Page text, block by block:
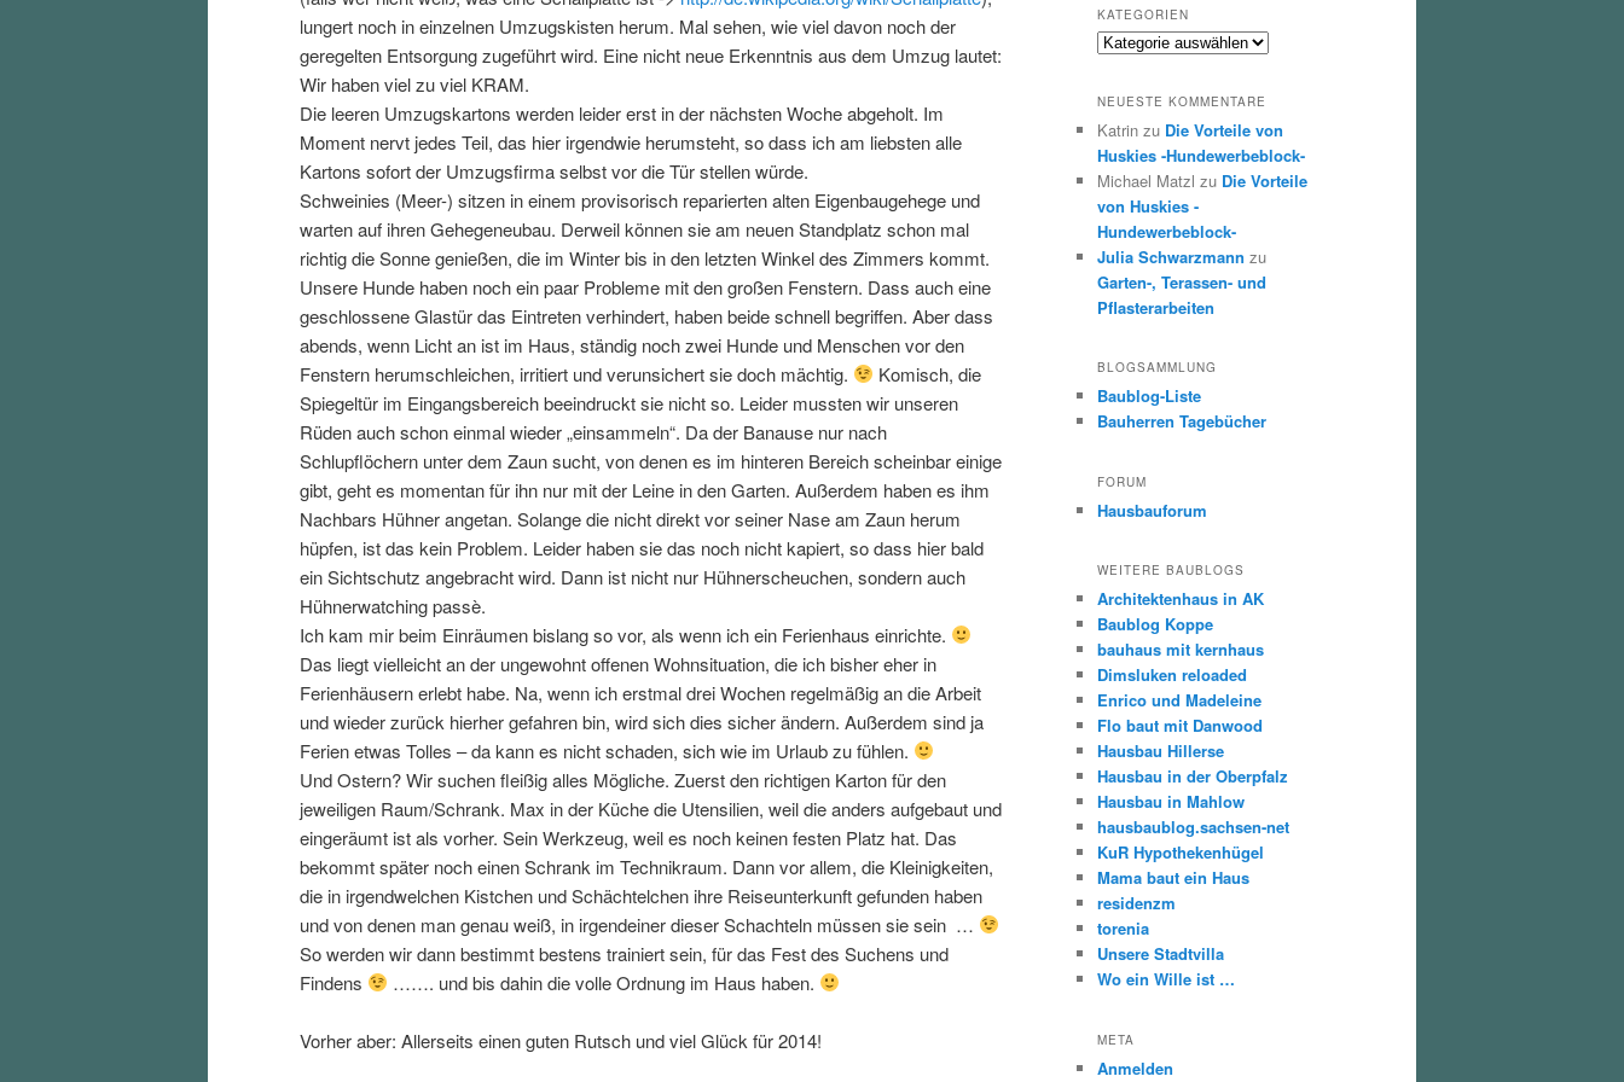
lungert noch in einzelnen Umzugskisten herum. Mal sehen, wie viel davon noch der
geregelten Entsorgung zugeführt wird. Eine nicht neue Erkenntnis aus dem Umzug lautet:
Wir haben viel zu viel KRAM.
Die leeren Umzugskartons werden leider erst in der nächsten Woche abgeholt. Im
Moment nervt jedes Teil, das hier irgendwie herumsteht, so dass ich am liebsten alle
Kartons sofort der Umzugsfirma selbst vor die Tür stellen würde.
Schweinies (Meer-) sitzen in einem provisorisch reparierten alten Eigenbaugehege und
warten auf ihren Gehegeneubau. Derweil können sie am neuen Standplatz schon mal
richtig die Sonne genießen, die im Winter bis in den letzten Winkel des Zimmers kommt.
Unsere Hunde haben noch ein paar Probleme mit den großen Fenstern. Dass auch eine
geschlossene Glastür das Eintreten verhindert, haben beide schnell begriffen. Aber dass
abends, wenn Licht an ist im Haus, ständig noch zwei Hunde und Menschen vor den
Fenstern herumschleichen, irritiert und verunsichert sie doch mächtig.
Komisch, die
Spiegeltür im Eingangsbereich beeindruckt sie nicht so. Leider mussten wir unseren
Rüden auch schon einmal wieder „einsammeln“. Da der Banause nur nach
Schlupflöchern unter dem Zaun sucht, von denen es im hinteren Bereich scheinbar einige
gibt, geht es momentan für ihn nur mit der Leine in den Garten. Außerdem haben es ihm
Nachbars Hühner angetan. Solange die nicht direkt vor seiner Nase am Zaun herum
hüpfen, ist das kein Problem. Leider haben sie das noch nicht kapiert, so dass hier bald
ein Sichtschutz angebracht wird. Dann ist nicht nur Hühnerscheuchen, sondern auch
Hühnerwatching passè.
Ich kam mir beim Einräumen bislang so vor, als wenn ich ein Ferienhaus einrichte.
Das liegt vielleicht an der ungewohnt offenen Wohnsituation, die ich bisher eher in
Ferienhäusern erlebt habe. Na, wenn ich erstmal drei Wochen regelmäßig an die Arbeit
und wieder zurück hierher gefahren bin, wird sich dies sicher ändern. Außerdem sind ja
Ferien etwas Tolles – da kann es nicht schaden, sich wie im Urlaub zu fühlen.
Und Ostern? Wir suchen fleißig alles Mögliche. Zuerst den richtigen Karton für den
jeweiligen Raum/Schrank. Max in der Küche die Utensilien, weil die anders aufgebaut und
eingeräumt ist als vorher. Sein Werkzeug, weil es noch keinen festen Platz hat. Das
bekommt später noch einen Schrank im Technikraum. Dann vor allem, die Kleinigkeiten,
die in irgendwelchen Kistchen und Schächtelchen ihre Reiseunterkunft gefunden haben
und von denen man genau weiß, in irgendeiner dieser Schachteln müssen sie sein …
So werden wir dann bestimmt bestens trainiert sein, für das Fest des Suchens und
Findens
……. und bis dahin die volle Ordnung im Haus haben.
Vorher aber: Allerseits einen guten Rutsch und viel Glück für 2014!
KATEGORIEN
Kategorien
NEUESTE KOMMENTARE
Katrin zu Die Vorteile von
Huskies -Hundewerbeblock-
Michael Matzl zu Die Vorteile
von Huskies -
Hundewerbeblock-
Julia Schwarzmann zu
Garten-, Terassen- und
Pflasterarbeiten
BLOGSAMMLUNG
Baublog-Liste
Bauherren Tagebücher
FORUM
Hausbauforum
WEITERE BAUBLOGS
Architektenhaus in AK
Baublog Koppe
bauhaus mit kernhaus
Dimsluken reloaded
Enrico und Madeleine
Flo baut mit Danwood
Hausbau Hillerse
Hausbau in der Oberpfalz
Hausbau in Mahlow
hausbaublog.sachsen-net
KuR Hypothekenhügel
Mama baut ein Haus
residenzm
torenia
Unsere Stadtvilla
Wo ein Wille ist …
META
Anmelden